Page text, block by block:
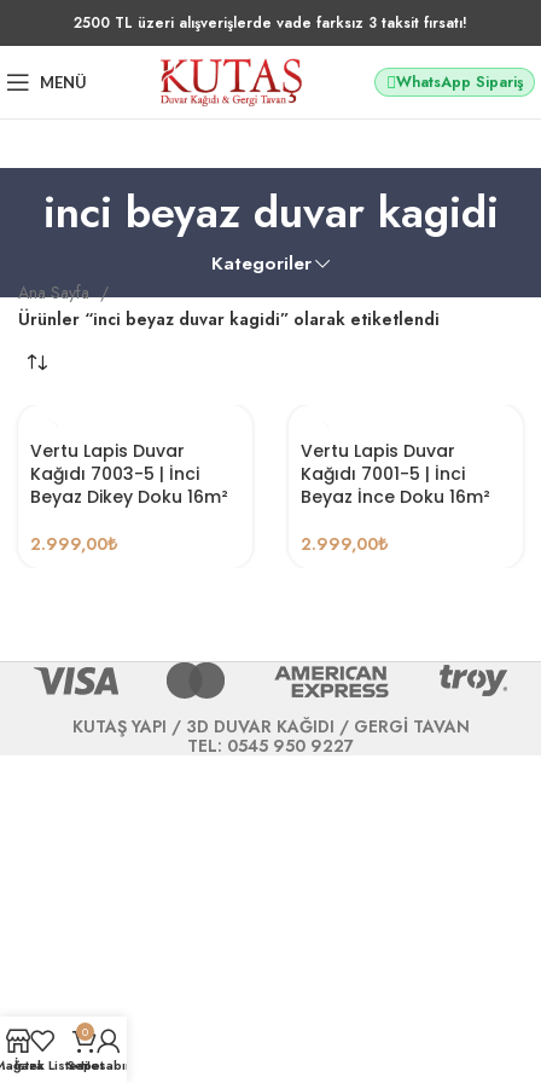
2500 TL üzeri alışverişlerde vade farksız 3 taksit fırsatı!
MENÜ WhatsApp Sipariş
inci beyaz duvar kagidi
Kategoriler
Ana Sayfa
Ürünler “inci beyaz duvar kagidi” olarak etiketlendi
Vertu Lapis Duvar
Kağıdı 7003-5 | İnci
Beyaz Dikey Doku 16m²
2.999,00₺
Vertu Lapis Duvar
Kağıdı 7001-5 | İnci
Beyaz İnce Doku 16m²
2.999,00₺
KUTAŞ YAPI / 3D DUVAR KAĞIDI / GERGİ TAVAN
TEL: 0545 950 9227
İstek Listesi
0
Sepet
Hesabım